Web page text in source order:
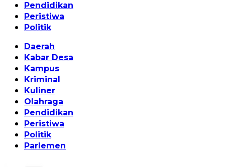
Pendidikan
Peristiwa
Politik
Daerah
Kabar Desa
Kampus
Kriminal
Kuliner
Olahraga
Pendidikan
Peristiwa
Politik
Parlemen